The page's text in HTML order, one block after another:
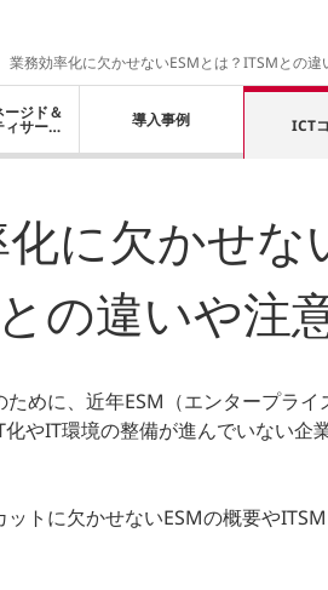
業務効率化に欠かせないESMとは？ITSMとの違
ジド＆
サービ 導入事例 ICT
に欠かせな
の違いや注
めに、近年ESM（エンタープラ
やIT環境の整備が進んでいない企
トに欠かせないESMの概要や